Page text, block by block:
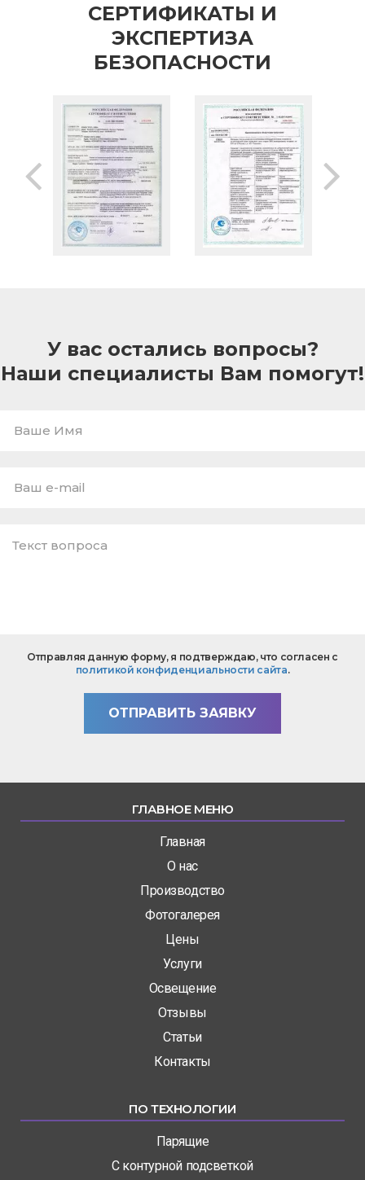
СЕРТИФИКАТЫ И
ЭКСПЕРТИЗА
БЕЗОПАСНОСТИ
У вас остались вопросы?
Наши специалисты Вам помогут!
Имя
mail
вопроса
Отправляя данную форму, я подтверждаю, что согласен с
политикой конфиденциальности сайта.
ОТПРАВИТЬ ЗАЯВКУ
ГЛАВНОЕ МЕНЮ
Главная
О нас
Производство
Фотогалерея
Цены
Услуги
Освещение
Отзывы
Статьи
Контакты
ПО ТЕХНОЛОГИИ
Парящие
С контурной подсветкой